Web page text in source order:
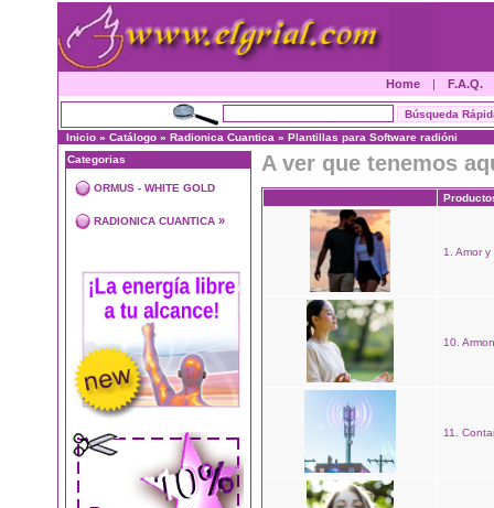
Home | F.A.Q.
Inicio » Catálogo » Radionica Cuantica » Plantillas para Software radióni
Categorias
ORMUS - WHITE GOLD
RADIONICA CUANTICA »
A ver que tenemos
1. Amor
10.
11.